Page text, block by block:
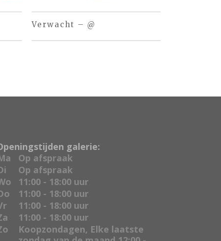
Verwacht – @
galerie:
Op afspraak
Op afspraak
11:00 - 18:00 uur
11:00 - 18:00 uur
11:00 - 18:00 uur
11:00 - 18:00 uur
Koopzondagen, Elke laatste